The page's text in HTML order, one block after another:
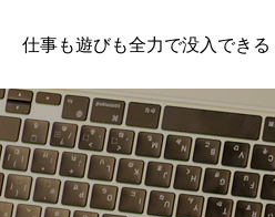
仕事も遊びも全力で没入でき